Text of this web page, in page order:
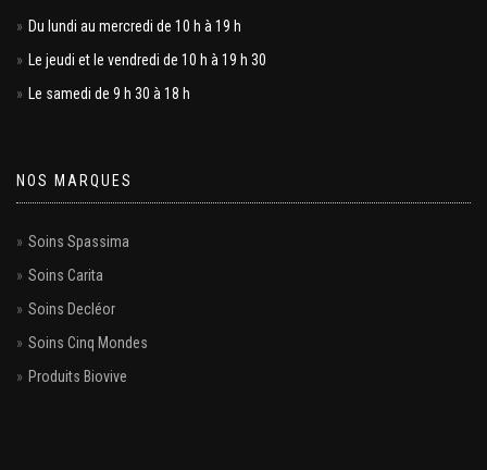
Du lundi au mercredi de 10 h à 19 h
Le jeudi et le vendredi de 10 h à 19 h 30
Le samedi de 9 h 30 à 18 h
NOS MARQUES
Soins Spassima
Soins Carita
Soins Decléor
Soins Cinq Mondes
Produits Biovive